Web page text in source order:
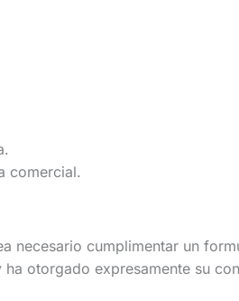
comercial.
cumplimentar un
otorgado expresamente su